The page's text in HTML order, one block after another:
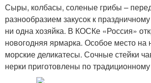
Сыры, колбасы, соленые грибы –
разнообразием закусок к
ни одна хозяйка. В КОСКе «Россия»
новогодняя ярмарка. Особое место на
морские деликатесы. Сочные стейки
нерки приготовлены по